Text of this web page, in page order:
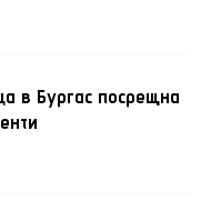
в Бургас посрещна